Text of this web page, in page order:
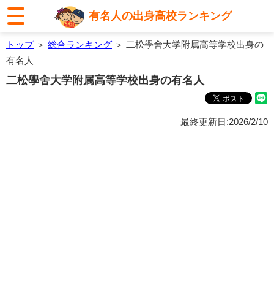
有名人の出身高校ランキング
トップ＞ 総合ランキング ＞ 二松學舍大学附属高等学校出身の
有名人
二松學舍大学附属高等学校出身の有名人
最終更新日:2026/2/10